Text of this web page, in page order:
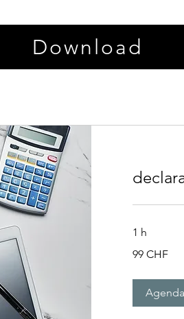
Download
1 h
francos
99 CHF